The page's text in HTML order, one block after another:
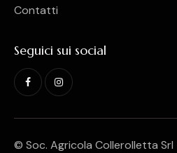
Contatti
Seguici sui social
© Soc. Agricola Collerolletta Srl